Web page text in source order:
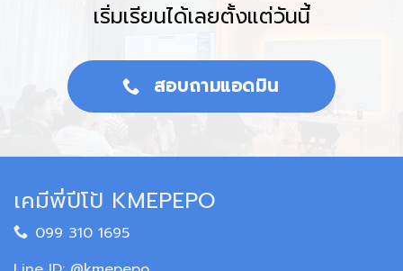
เริ่มเรียนได้เลยตั้งแต่วันนี้
สอบถามแอดมิน
เคมีพี่ปีโป้ KMEPEPO
099 310 1695